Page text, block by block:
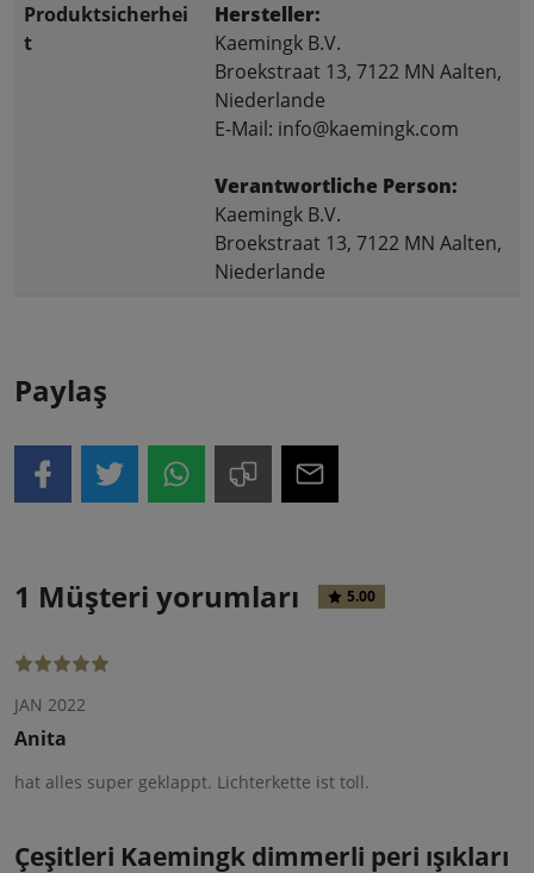
Produktsicherhei
t
Hersteller:
Kaemingk B.V.
Broekstraat 13, 7122 MN Aalten,
Niederlande
E-Mail: info@kaemingk.com
Verantwortliche Person:
Kaemingk B.V.
Broekstraat 13, 7122 MN Aalten,
Niederlande
Paylaş
1 Müşteri yorumları 5.00
JAN 2022
Anita
hat alles super geklappt. Lichterkette ist toll.
Çeşitleri Kaemingk dimmerli peri ışıkları